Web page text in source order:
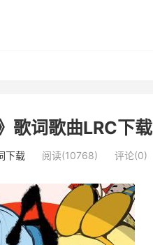
歌词歌曲LRC下载
下载 阅读(10768) 评论(0)